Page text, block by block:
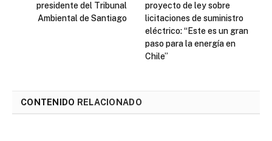
presidente del Tribunal
Ambiental de Santiago
proyecto de ley sobre
licitaciones de suministro
eléctrico: “Este es un gran
paso para la energía en
Chile”
CONTENIDO RELACIONADO